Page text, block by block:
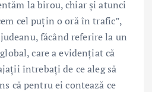
la birou, chiar și atunci
cel puțin o oră în trafic”,
făcând referire la un
care a evidențiat că
întrebați de ce aleg să
că pentru ei contează ce